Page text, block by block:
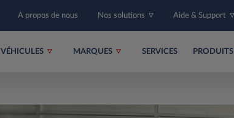
A propos de nous Nos solutions Aide & Support
VÉHICULES MARQUES SERVICES PRODUITS